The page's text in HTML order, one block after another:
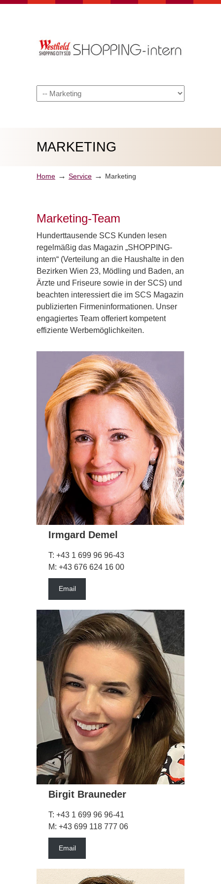
Navigation
MARKETING
Home → Service → Marketing
Marketing-Team
Hunderttausende SCS Kunden lesen
regelmäßig das Magazin „SHOPPING-
intern“ (Verteilung an die Haushalte in den
Bezirken Wien 23, Mödling und Baden, an
Ärzte und Friseure sowie in der SCS) und
beachten interessiert die im SCS Magazin
publizierten Firmeninformationen. Unser
engagiertes Team offeriert kompetent
effiziente Werbemöglichkeiten.
Irmgard Demel
T: +43 1 699 96 96-43
M: +43 676 624 16 00
Email
Birgit Brauneder
T: +43 1 699 96 96-41
M: +43 699 118 777 06
Email